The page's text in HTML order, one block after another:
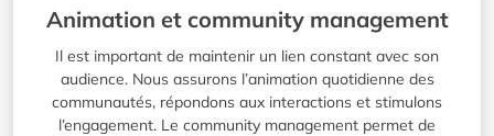
Animation et community management
Il est important de maintenir un lien constant avec son
audience. Nous assurons l’animation quotidienne des
communautés, répondons aux interactions et stimulons
l’engagement. Le community management permet de